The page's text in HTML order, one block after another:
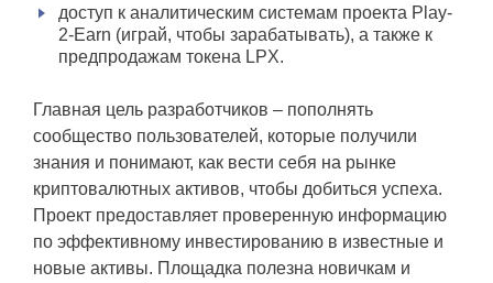
доступ к аналитическим системам проекта Play-
2-Earn (играй, чтобы зарабатывать), а также к
предпродажам токена LPX.
Главная цель разработчиков – пополнять
сообщество пользователей, которые получили
знания и понимают, как вести себя на рынке
криптовалютных активов, чтобы добиться успеха.
Проект предоставляет проверенную информацию
по эффективному инвестированию в известные и
новые активы. Площадка полезна новичкам и